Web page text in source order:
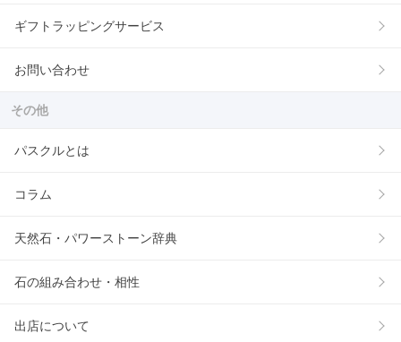
ギフトラッピングサービス
お問い合わせ
その他
パスクルとは
コラム
天然石・パワーストーン辞典
石の組み合わせ・相性
出店について